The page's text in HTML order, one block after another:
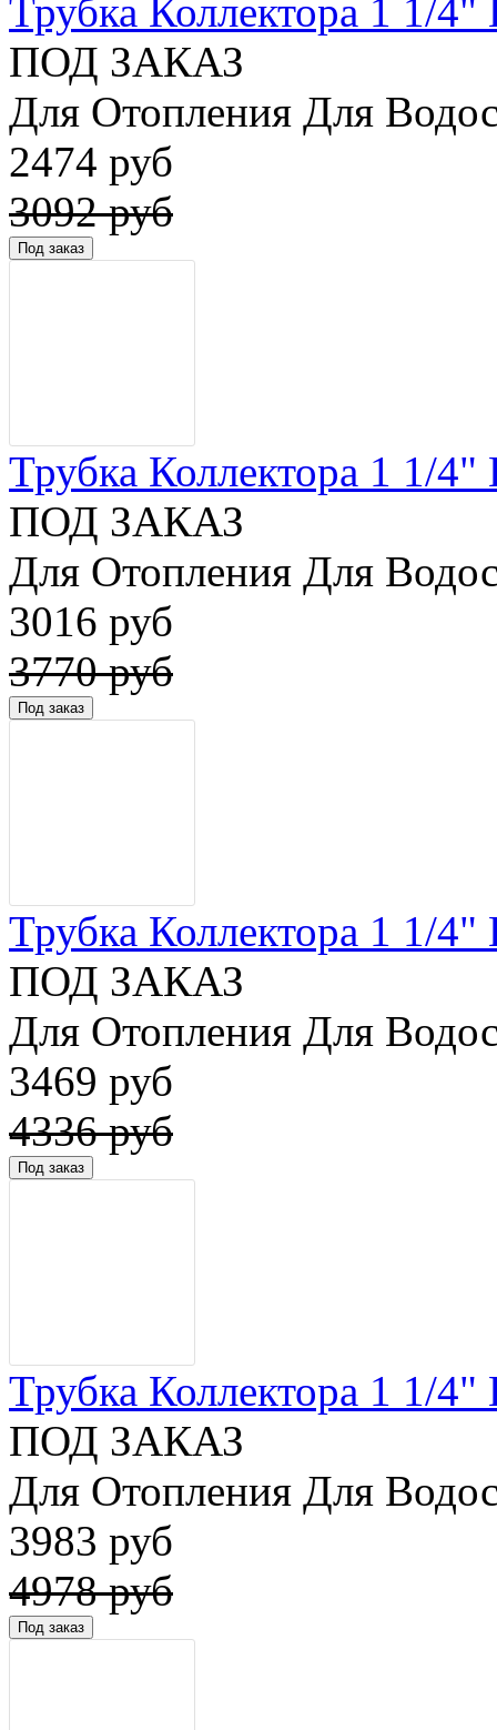
Трубка Коллектора 1 1/
ПОД ЗАКАЗ
Для Отопления Для
2474 руб
3092 руб
Трубка Коллектора 1 1/
ПОД ЗАКАЗ
Для Отопления Для
3016 руб
3770 руб
Трубка Коллектора 1 1/
ПОД ЗАКАЗ
Для Отопления Для
3469 руб
4336 руб
Трубка Коллектора 1 1/
ПОД ЗАКАЗ
Для Отопления Для
3983 руб
4978 руб